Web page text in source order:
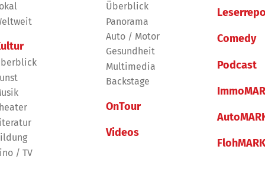
/ TV
Überblick
Panorama
Auto / Motor
Gesundheit
Multimedia
Backstage
OnTour
Videos
Comedy
Podcast